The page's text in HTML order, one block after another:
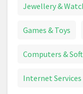
Jewellery &
Games & Toys
Computers &
Internet Services